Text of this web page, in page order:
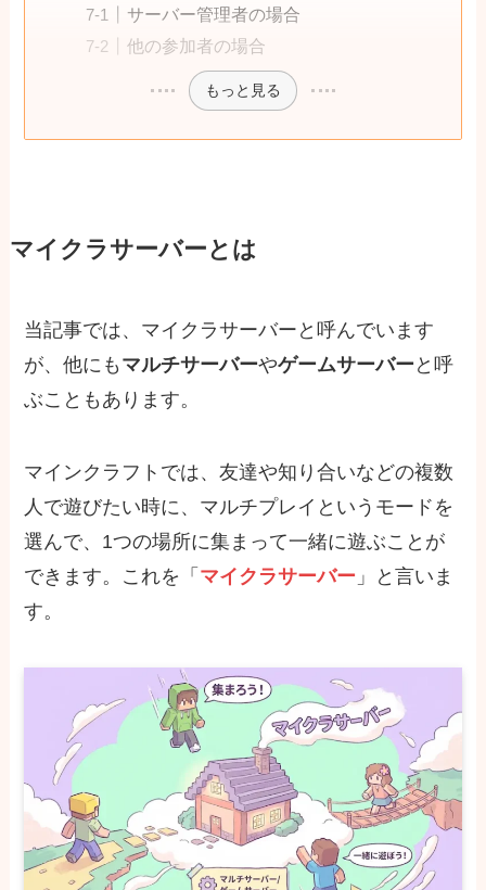
サーバー管理者の場合
他の参加者の場合
もっと見る
マイクラサーバーとは
当記事では、マイクラサーバーと呼んでいます
が、他にも マルチサーバーやゲームサーバー と呼
ぶこともあります。
マインクラフトでは、友達や知り合いなどの複数
人で遊びたい時に、マルチプレイというモードを
選んで、1つの場所に集まって一緒に遊ぶことが
できます。これを「 マイクラサーバー 」と言いま
す。